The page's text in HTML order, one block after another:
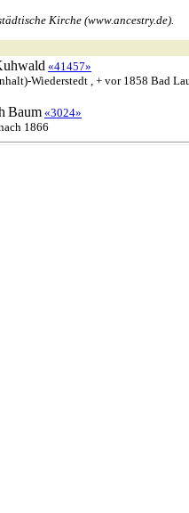
Kirche (www.ancestry.de).
«41457»
Wiederstedt , + vor 1858 Bad
Baum «3024»
1866